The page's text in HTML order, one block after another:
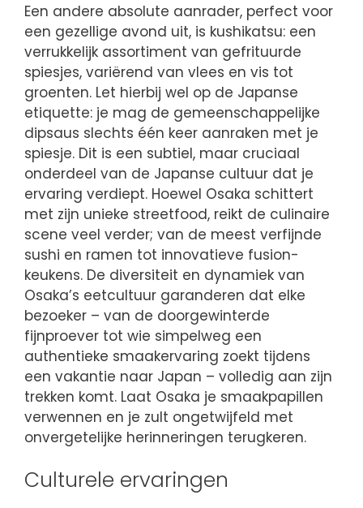
Een andere absolute aanrader, perfect voor
een gezellige avond uit, is kushikatsu: een
verrukkelijk assortiment van gefrituurde
spiesjes, variërend van vlees en vis tot
groenten. Let hierbij wel op de Japanse
etiquette: je mag de gemeenschappelijke
dipsaus slechts één keer aanraken met je
spiesje. Dit is een subtiel, maar cruciaal
onderdeel van de Japanse cultuur dat je
ervaring verdiept. Hoewel Osaka schittert
met zijn unieke streetfood, reikt de culinaire
scene veel verder; van de meest verfijnde
sushi en ramen tot innovatieve fusion-
keukens. De diversiteit en dynamiek van
Osaka’s eetcultuur garanderen dat elke
bezoeker – van de doorgewinterde
fijnproever tot wie simpelweg een
authentieke smaakervaring zoekt tijdens
een vakantie naar Japan – volledig aan zijn
trekken komt. Laat Osaka je smaakpapillen
verwennen en je zult ongetwijfeld met
onvergetelijke herinneringen terugkeren.
Culturele ervaringen